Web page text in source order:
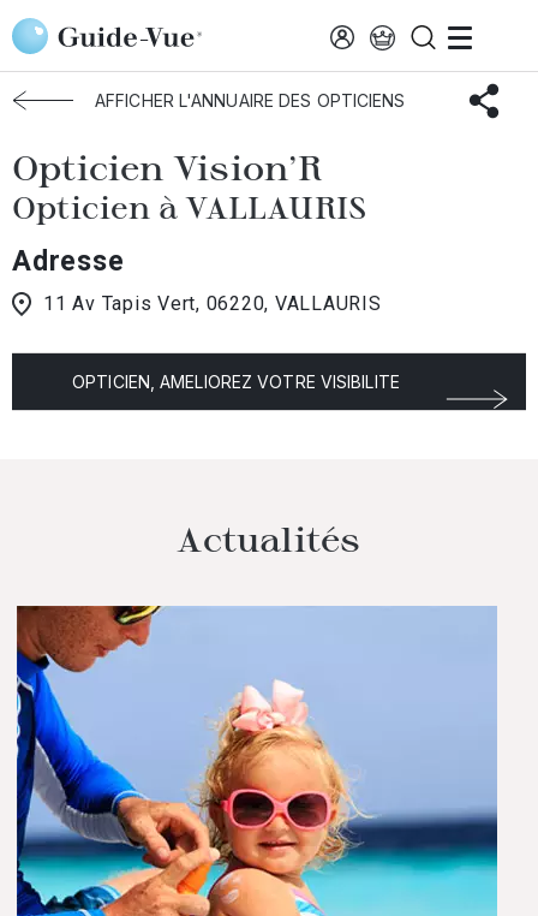
Aller au contenu principal
Accueil Choisir mon opticien Opticien Vision'R
AFFICHER L'ANNUAIRE DES OPTICIENS
Opticien Vision'R
Opticien à VALLAURIS
Adresse
11 Av Tapis Vert, 06220, VALLAURIS
OPTICIEN, AMELIOREZ VOTRE VISIBILITE
Actualités